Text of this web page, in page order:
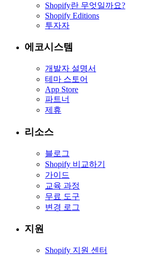
Shopify란 무엇일까요?
Shopify Editions
투자자
에코시스템
개발자 설명서
테마 스토어
App Store
파트너
제휴
리소스
블로그
Shopify 비교하기
가이드
교육 과정
무료 도구
변경 로그
지원
Shopify 지원 센터